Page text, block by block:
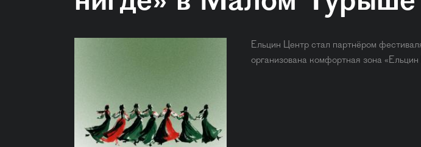
Ельцин Центр стал партнёром
организована комфортная зона